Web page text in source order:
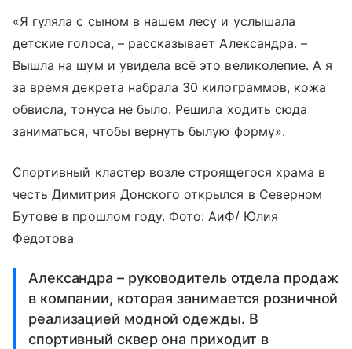
«Я гуляла с сыном в нашем лесу и услышала
детские голоса, – рассказывает Александра. –
Вышла на шум и увидела всё это великолепие. А я
за время декрета набрала 30 килограммов, кожа
обвисла, тонуса не было. Решила ходить сюда
заниматься, чтобы вернуть былую форму».
Спортивный кластер возле строящегося храма в
честь Димитрия Донского открылся в Северном
Бутове в прошлом году. Фото: АиФ/ Юлия
Федотова
Александра – руководитель отдела продаж
в компании, которая занимается розничной
реализацией модной одежды. В
спортивный сквер она приходит в